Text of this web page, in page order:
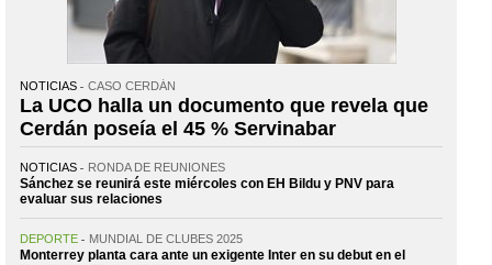
NOTICIAS CASO CERDÁN
La UCO halla un documento que revela que
Cerdán poseía el 45 % Servinabar
NOTICIAS RONDA DE REUNIONES
Sánchez se reunirá este miércoles con EH Bildu y PNV para
evaluar sus relaciones
DEPORTE MUNDIAL DE CLUBES 2025
Monterrey planta cara ante un exigente Inter en su debut en el